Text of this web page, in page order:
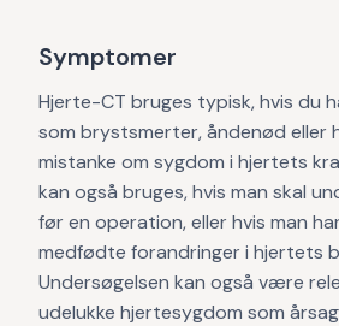
Symptomer
Hjerte-CT bruges typisk, hvis du
som brystsmerter, åndenød eller
mistanke om sygdom i hjertets
kan også bruges, hvis man skal
før en operation, eller hvis man
medfødte forandringer i hjertets
Undersøgelsen kan også være
udelukke hjertesygdom som